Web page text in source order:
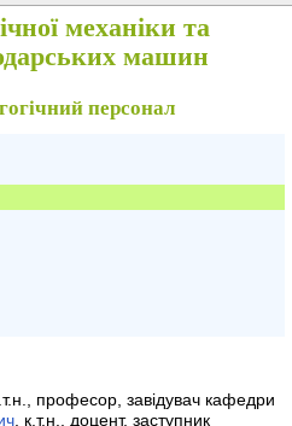
механіки та
машин
персонал
професор, завідувач кафедри
, к.т.н., доцент, заступник